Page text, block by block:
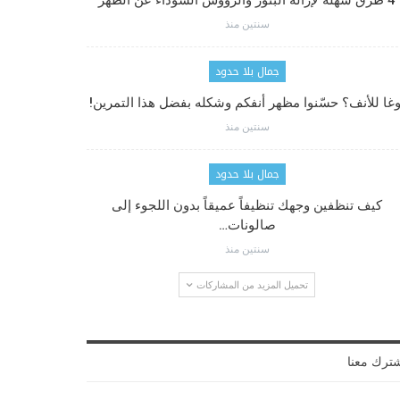
سنتين منذ
جمال بلا حدود
للأنف؟ حسّنوا مظهر أنفكم وشكله بفضل هذا التمرين!
سنتين منذ
جمال بلا حدود
كيف تنظفين وجهك تنظيفاً عميقاً بدون اللجوء إلى
صالونات…
سنتين منذ
تحميل المزيد من المشاركات
معنا